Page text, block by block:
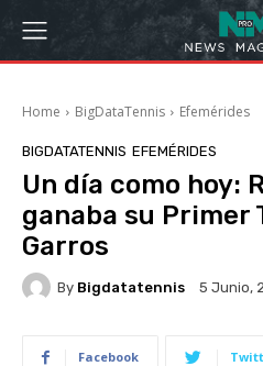
Home BigDataTennis Efemérides
BIGDATATENNIS EFEMÉRIDES
Un día como hoy:
ganaba su Primer
Garros
By Bigdatatennis 5 Junio,
Facebook